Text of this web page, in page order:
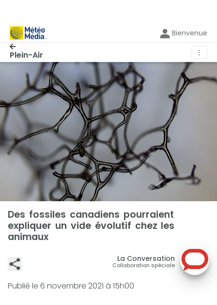
Bienvenue
Plein-Air ⋮
Des fossiles canadiens pourraient
expliquer un vide évolutif chez les
animaux
La Conversation
Collaboration spéciale
Publié le 6 novembre 2021 à 15h00